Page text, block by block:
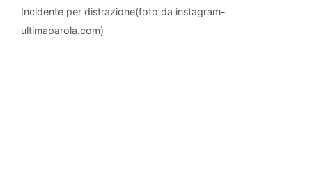
Incidente per distrazione(foto da instagram-
ultimaparola.com)